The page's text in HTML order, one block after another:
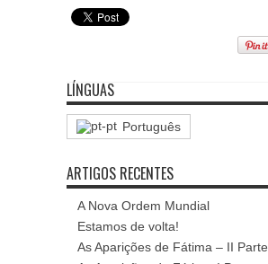
LÍNGUAS
Português
ARTIGOS RECENTES
A Nova Ordem Mundial
Estamos de volta!
As Aparições de Fátima – II Parte